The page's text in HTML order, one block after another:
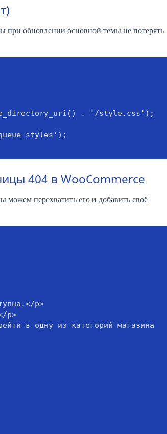
при обновлении основной темы не потерять
404 в WooCommerce
можем перехватить его и добавить своё